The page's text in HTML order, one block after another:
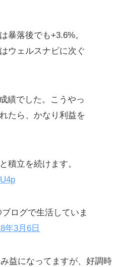
暴落後でも+3.6%。
ウェルスナビに次ぐ
績でした。こうやっ
たら、かなり利益を
積立を続けます。
ログで生活していま
年3月6日
益になってますが、好調時